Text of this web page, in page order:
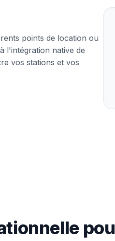
points de location ou
l'intégration native de
vos stations et vos